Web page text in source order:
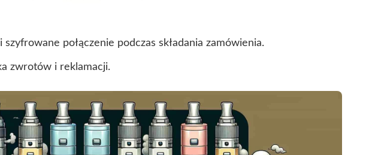
szyfrowane połączenie podczas składania zamówienia.
zwrotów i reklamacji.